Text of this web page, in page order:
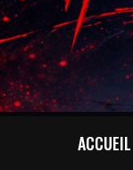
ACCUEIL